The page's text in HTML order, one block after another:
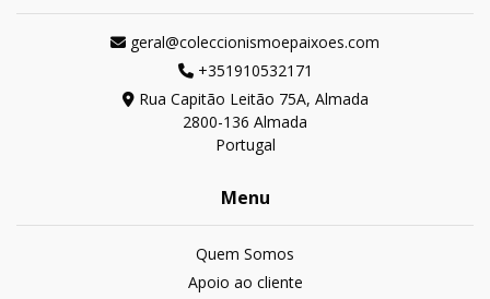
geral@coleccionismoepaixoes.com
+351910532171
Rua Capitão Leitão 75A, Almada
2800-136 Almada
Portugal
Menu
Quem Somos
Apoio ao cliente